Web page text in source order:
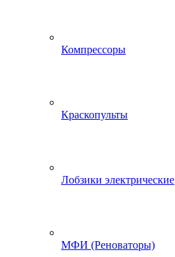
Компрессоры
Краскопульты
Лобзики электрические
МФИ (Реноваторы)